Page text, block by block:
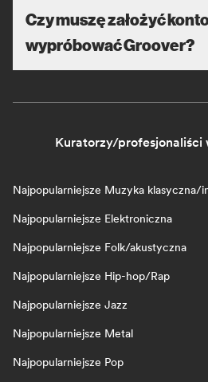
Czy muszę założyć
wypróbować Groover?
Kuratorzy/profesjonaliści
Najpopularniejsze Muzyka klasyczna/
Najpopularniejsze Elektroniczna
Najpopularniejsze Folk/akustyczna
Najpopularniejsze Hip-hop/Rap
Najpopularniejsze Jazz
Najpopularniejsze Metal
Najpopularniejsze Pop